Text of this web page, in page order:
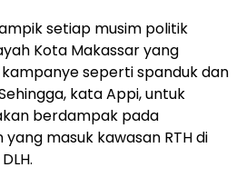
setiap musim politik
Kota Makassar yang
seperti spanduk dan
kata Appi, untuk
berdampak pada
masuk kawasan RTH di